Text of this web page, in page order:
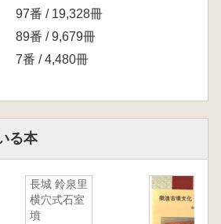
97番 / 19,328冊
89番 / 9,679冊
7番 / 4,480冊
る本
長城 鈴泉里
横穴式石室
墳